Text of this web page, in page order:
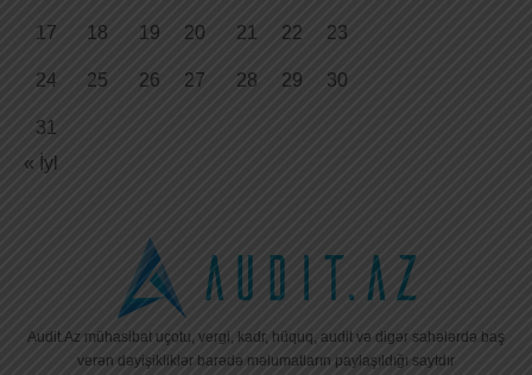
17 18 19 20 21 22 23
24 25 26 27 28 29 30
31
« İyl
Audit.Az mühasibat uçotu, vergi, kadr, hüquq, audit və digər sahələrdə baş
verən dəyişikliklər barədə məlumatların paylaşıldığı saytdır